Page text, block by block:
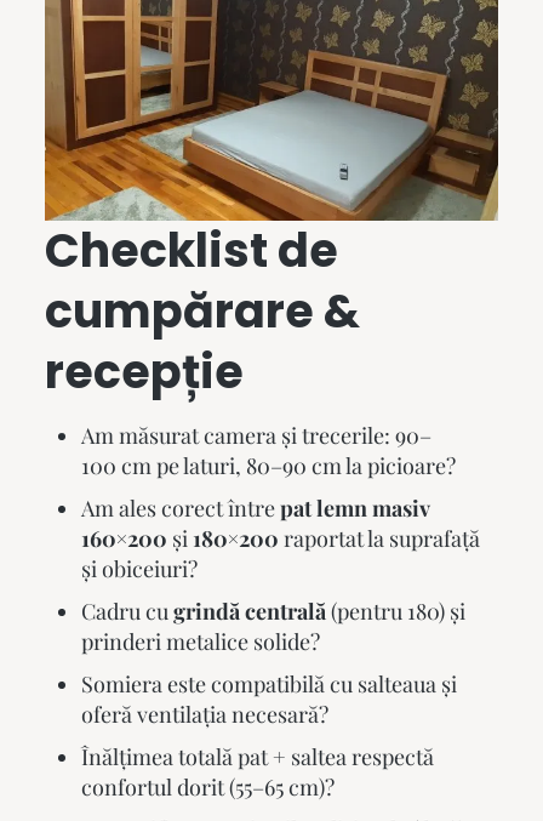
Checklist de
cumpărare &
recepție
Am măsurat camera și trecerile: 90–
100 cm pe laturi, 80–90 cm la picioare?
Am ales corect întrepat lemn masiv
160×200 și 180×200 raportat la suprafață
și obiceiuri?
Cadru cugrindă centrală(pentru 180) și
prinderi metalice solide?
Somiera este compatibilă cu salteaua și
oferă ventilația necesară?
Înălțimea totală pat + saltea respectă
confortul dorit (55–65 cm)?